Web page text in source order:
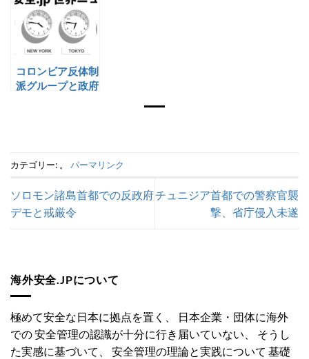
コロンビア反体制
派グループと政府
カテゴリー: 。 パーマリンク
ソロモン諸島首都での反政府
デモと戒厳令
チュニジア首都での警察官襲
撃、省庁侵入未遂
海外安全.JPについて
極めて安全な日本に拠点を置く、 日本企業・団体に海外
での 安全管理の認識が十分に行き届いていない、 そうし
た実感に基づいて、 安全管理の理論と実践について 基礎